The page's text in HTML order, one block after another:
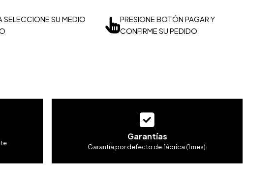
SELECCIONE SU MEDIO
PRESIONE BOTÓN PAGAR Y
CONFIRME SU PEDIDO
te
Garantías
Garantía por defecto de fábrica (1 mes).